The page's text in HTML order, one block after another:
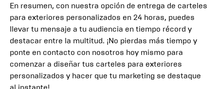
En resumen, con nuestra opción de entrega de carteles
para exteriores personalizados en 24 horas, puedes
llevar tu mensaje a tu audiencia en tiempo récord y
destacar entre la multitud. ¡No pierdas más tiempo y
ponte en contacto con nosotros hoy mismo para
comenzar a diseñar tus carteles para exteriores
personalizados y hacer que tu marketing se destaque
al instante!